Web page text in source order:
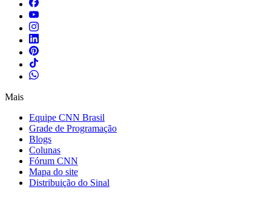
Mais
Equipe CNN Brasil
Grade de Programação
Blogs
Colunas
Fórum CNN
Mapa do site
Distribuição do Sinal